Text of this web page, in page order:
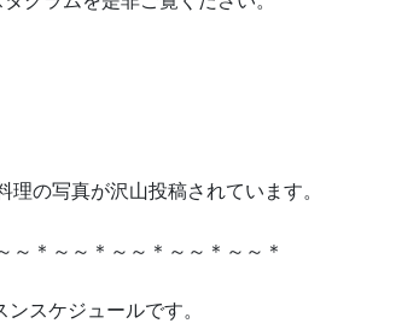
理の写真が沢山投稿されています。
～＊～～＊～～＊～～＊～～＊
スケジュールです。